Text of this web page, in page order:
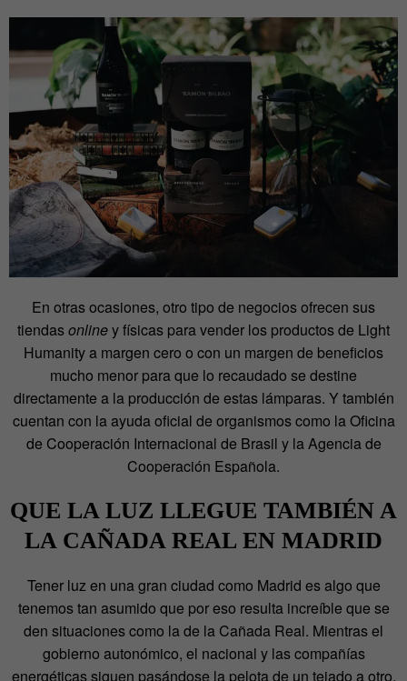
En otras ocasiones, otro tipo de negocios ofrecen sus
tiendasonliney físicas para vender los productos de Light
Humanity a margen cero o con un margen de beneficios
mucho menor para que lo recaudado se destine
directamente a la producción de estas lámparas. Y también
cuentan con la ayuda oficial de organismos como la Oficina
de Cooperación Internacional de Brasil y la Agencia de
Cooperación Española.
QUE LA LUZ LLEGUE TAMBIÉN A
LA CAÑADA REAL EN MADRID
Tener luz en una gran ciudad como Madrid es algo que
tenemos tan asumido que por eso resulta increíble que se
den situaciones como la de la Cañada Real. Mientras el
gobierno autonómico, el nacional y las compañías
energéticas siguen pasándose la pelota de un tejado a otro,